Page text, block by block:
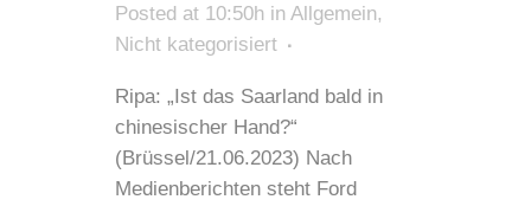
Posted at 10:50h in Allgemein,
Nicht kategorisiert
Ripa: „Ist das Saarland bald in
chinesischer Hand?“
(Brüssel/21.06.2023) Nach
Medienberichten steht Ford